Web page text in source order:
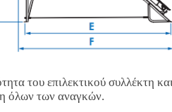
του επιλεκτικού συλλέκτη
όλων των αναγκών.